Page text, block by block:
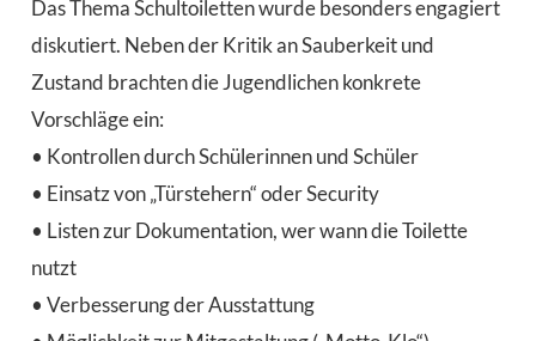
Das Thema Schultoiletten wurde besonders engagiert
diskutiert. Neben der Kritik an Sauberkeit und
Zustand brachten die Jugendlichen konkrete
Vorschläge ein:
• Kontrollen durch Schülerinnen und Schüler
• Einsatz von „Türstehern“ oder Security
• Listen zur Dokumentation, wer wann die Toilette
nutzt
• Verbesserung der Ausstattung